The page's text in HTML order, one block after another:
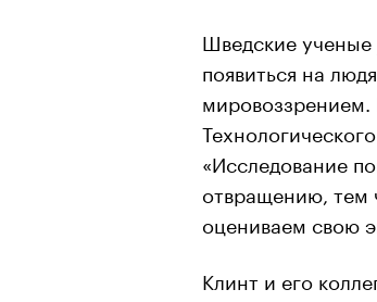
Шведские ученые
появиться на
мировоззрением.
«Исследование
отвращению, тем
оцениваем свою
Клинт и его